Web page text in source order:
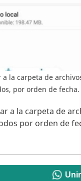
a la carpeta de
por orden de fecha.
a la carpeta de
por orden de